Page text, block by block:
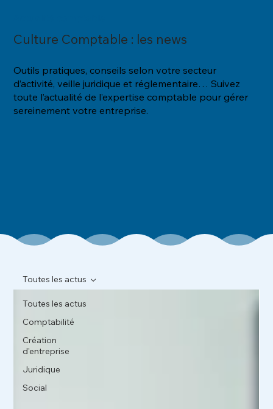
Culture Comptable : les news
Outils pratiques, conseils selon votre secteur
d’activité, veille juridique et réglementaire… Suivez
toute l’actualité de l’expertise comptable pour gérer
sereinement votre entreprise.
Toutes les actus
Comptabilité
Création
d'entreprise
Juridique
Social
Toutes les actus